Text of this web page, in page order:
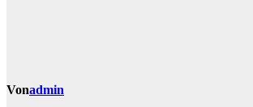
Vonadmin